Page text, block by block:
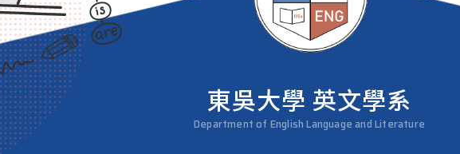
東吳大學 英文學系
Department of English Language and Literature